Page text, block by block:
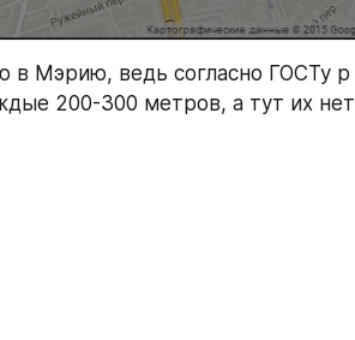
в Мэрию, ведь согласно ГОСТу р
200-300 метров, а тут их нет